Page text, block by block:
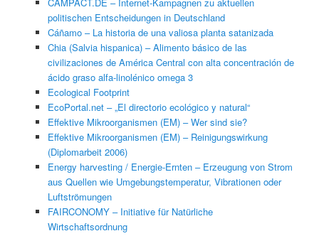
politischen Entscheidungen in Deutschland
Cáñamo – La historia de una valiosa planta satanizada
Chia (Salvia hispanica) – Alimento básico de las
civilizaciones de América Central con alta concentración de
ácido graso alfa-linolénico omega 3
Ecological Footprint
EcoPortal.net – „El directorio ecológico y natural“
Effektive Mikroorganismen (EM) – Wer sind sie?
Effektive Mikroorganismen (EM) – Reinigungswirkung
(Diplomarbeit 2006)
Energy harvesting / Energie-Ernten – Erzeugung von Strom
aus Quellen wie Umgebungstemperatur, Vibrationen oder
Luftströmungen
FAIRCONOMY – Initiative für Natürliche
Wirtschaftsordnung